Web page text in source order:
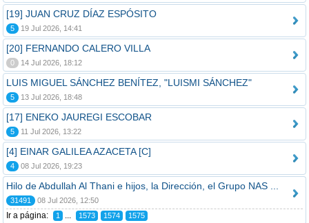
[19] JUAN CRUZ DÍAZ ESPÓSITO
5 19 Jul 2026, 14:41
[20] FERNANDO CALERO VILLA
0 14 Jul 2026, 18:12
LUIS MIGUEL SÁNCHEZ BENÍTEZ, "LUISMI SÁNCHEZ"
5 13 Jul 2026, 18:48
[17] ENEKO JAUREGI ESCOBAR
5 11 Jul 2026, 13:22
[4] EINAR GALILEA AZACETA [C]
4 08 Jul 2026, 19:23
Hilo de Abdullah Al Thani e hijos, la Dirección, el Grupo NAS ...
31491 08 Jul 2026, 12:50
Ir a página: 1 ... 1573 1574 1575